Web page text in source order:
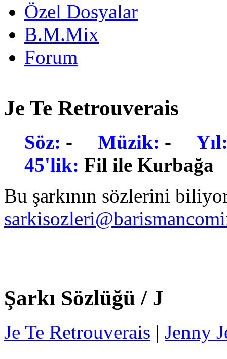
Özel Dosyalar
B.M.Mix
Forum
Je Te Retrouverais
Söz: - Müzik: -
45'lik: Fil ile
Bu şarkının sözlerini
Şarkı Sözlüğü / J
Je Te Retrouverais | Jenny